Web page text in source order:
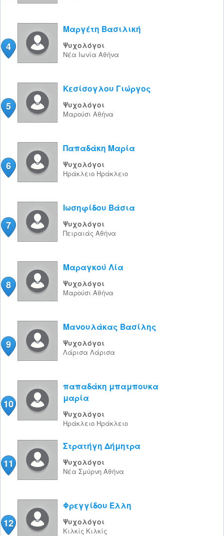
4
Μαργέτη Βασιλική
Ψυχολόγοι
Νέα Ιωνία Αθήνα
5
Κεσίσογλου Γιώργος
Ψυχολόγοι
Μαρούσι Αθήνα
6
Παπαδάκη Μαρία
Ψυχολόγοι
Ηράκλειο Ηράκλειο
7
Ιωσηφίδου Βάσια
Ψυχολόγοι
Πειραιάς Αθήνα
8
Μαραγκού Λία
Ψυχολόγοι
Μαρούσι Αθήνα
9
Μανουλάκας Βασίλης
Ψυχολόγοι
Λάρισα Λάρισα
10
παπαδάκη μπαμπουκα
μαρία
Ψυχολόγοι
Ηράκλειο Ηράκλειο
11
Στρατήγη Δήμητρα
Ψυχολόγοι
Νέα Σμύρνη Αθήνα
12
Φρεγγίδου Έλλη
Ψυχολόγοι
Κιλκίς Κιλκίς